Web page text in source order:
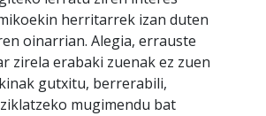
herritarrek izan duten
oinarrian. Alegia, errauste
zirela erabaki zuenak ez zuen
gutxitu, berrerabili,
mugimendu bat